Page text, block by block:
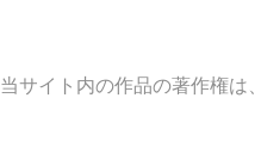
当サイト内の作品の著作権は